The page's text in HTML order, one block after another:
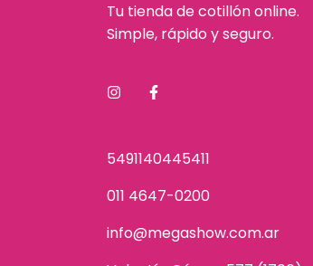
Tu tienda de cotillón online.
Simple, rápido y seguro.
5491140445411
011 4647-0200
info@megashow.com.ar